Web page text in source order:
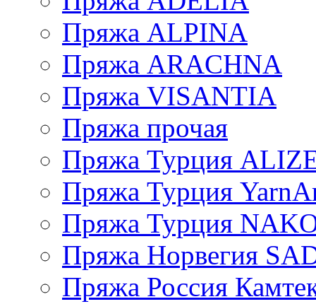
Пряжа ALPINA
Пряжа ARACHNA
Пряжа VISANTIA
Пряжа прочая
Пряжа Турция
Пряжа Турция
Пряжа Турция
Пряжа Норвегия
Пряжа Россия